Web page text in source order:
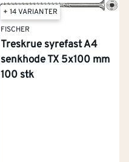
+ 14 VARIANTER
FISCHER
Treskrue syrefast A4
senkhode TX 5x100 mm
100 stk